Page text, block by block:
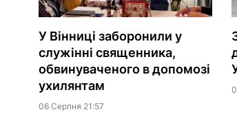
У Вінниці заборонили у
служінні священника,
обвинуваченого в допомозі
ухилянтам
06 Серпня 21:57